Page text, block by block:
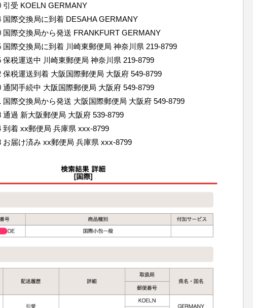
引受 KOELN GERMANY
国際交換局に到着 DESAHA GERMANY
国際交換局から発送 FRANKFURT GERMANY
国際交換局に到着 川崎東郵便局 神奈川県 219-8799
保税運送中 川崎東郵便局 神奈川県 219-8799
保税運送到着 大阪国際郵便局 大阪府 549-8799
通関手続中 大阪国際郵便局 大阪府 549-8799
国際交換局から発送 大阪国際郵便局 大阪府 549-8799
通過 新大阪郵便局 大阪府 539-8799
到着 xx郵便局 兵庫県 xxx-8799
お届け済み xx郵便局 兵庫県 xxx-8799